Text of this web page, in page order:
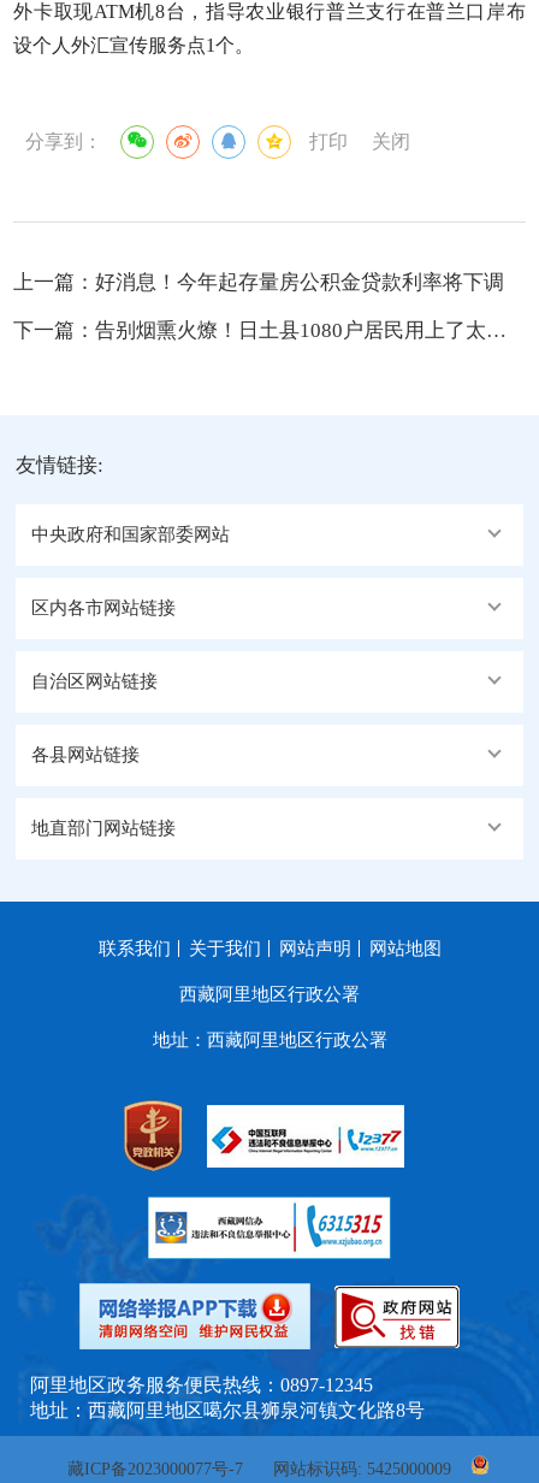
外卡取现ATM机8台，指导农业银行普兰支行在普兰口岸布
设个人外汇宣传服务点1个。
分享到： 打印 关闭
上一篇：好消息！今年起存量房公积金贷款利率将下调
下一篇： 告别烟熏火燎！日土县1080户居民用上了太阳能供暖
友情链接:
中央政府和国家部委网站
区内各市网站链接
自治区网站链接
各县网站链接
地直部门网站链接
联系我们 关于我们 网站声明 网站地图
西藏阿里地区行政公署
地址：西藏阿里地区行政公署
阿里地区政务服务便民热线：0897-12345
地址：西藏阿里地区噶尔县狮泉河镇文化路8号
藏ICP备2023000077号-7 网站标识码: 5425000009